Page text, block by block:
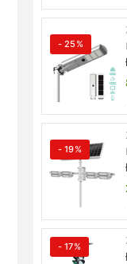
- 25%
- 19%
- 17%